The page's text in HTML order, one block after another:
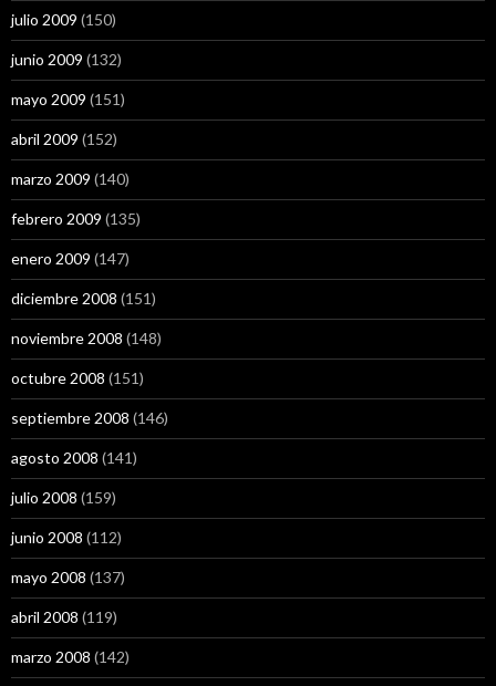
julio 2009 (150)
junio 2009 (132)
mayo 2009 (151)
abril 2009 (152)
marzo 2009 (140)
febrero 2009 (135)
enero 2009 (147)
diciembre 2008 (151)
noviembre 2008 (148)
octubre 2008 (151)
septiembre 2008 (146)
agosto 2008 (141)
julio 2008 (159)
junio 2008 (112)
mayo 2008 (137)
abril 2008 (119)
marzo 2008 (142)